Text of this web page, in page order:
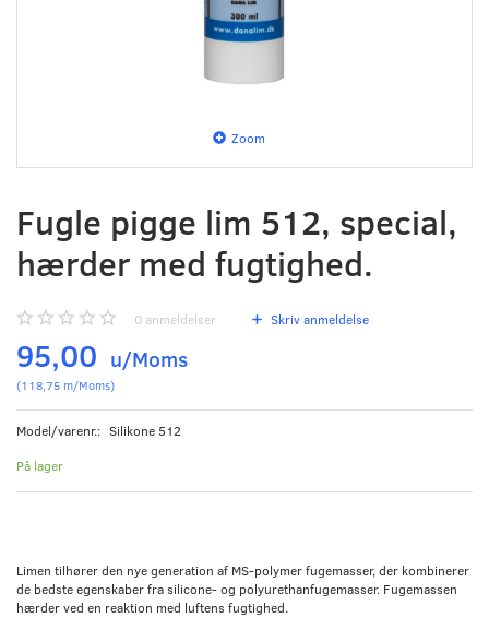
Zoom
Fugle pigge lim 512, special,
hærder med fugtighed.
0 anmeldelser Skriv anmeldelse
95,00 u/Moms
(118,75 m/Moms)
Model/varenr.: Silikone 512
På lager
Limen tilhører den nye generation af MS-polymer fugemasser, der kombinerer
de bedste egenskaber fra silicone- og polyurethanfugemasser. Fugemassen
hærder ved en reaktion med luftens fugtighed.